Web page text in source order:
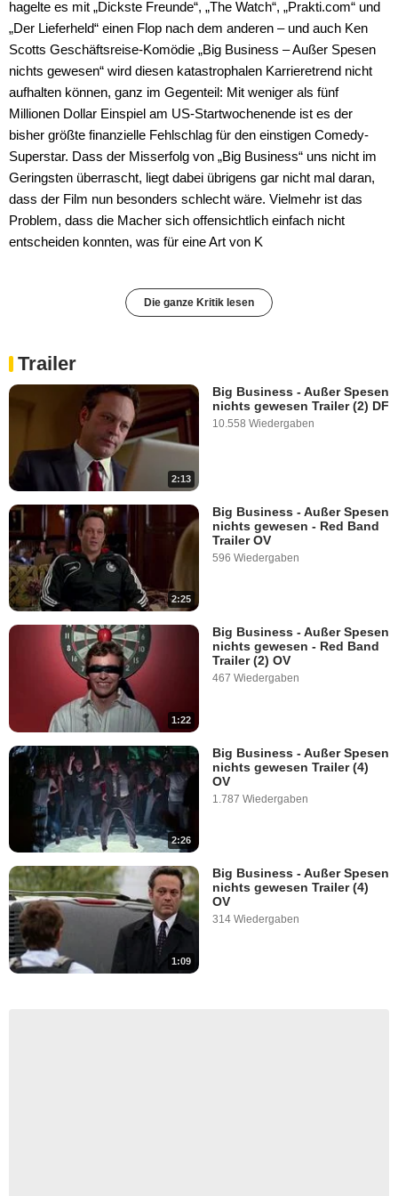
hagelte es mit „Dickste Freunde“, „The Watch“, „Prakti.com“ und
„Der Lieferheld“ einen Flop nach dem anderen – und auch Ken
Scotts Geschäftsreise-Komödie „Big Business – Außer Spesen
nichts gewesen“ wird diesen katastrophalen Karrieretrend nicht
aufhalten können, ganz im Gegenteil: Mit weniger als fünf
Millionen Dollar Einspiel am US-Startwochenende ist es der
bisher größte finanzielle Fehlschlag für den einstigen Comedy-
Superstar. Dass der Misserfolg von „Big Business“ uns nicht im
Geringsten überrascht, liegt dabei übrigens gar nicht mal daran,
dass der Film nun besonders schlecht wäre. Vielmehr ist das
Problem, dass die Macher sich offensichtlich einfach nicht
entscheiden konnten, was für eine Art von K
Die ganze Kritik lesen
Trailer
2:13
Big Business - Außer Spesen
nichts gewesen Trailer (2) DF
10.558 Wiedergaben
2:25
Big Business - Außer Spesen
nichts gewesen - Red Band
Trailer OV
596 Wiedergaben
1:22
Big Business - Außer Spesen
nichts gewesen - Red Band
Trailer (2) OV
467 Wiedergaben
2:26
Big Business - Außer Spesen
nichts gewesen Trailer (4)
OV
1.787 Wiedergaben
1:09
Big Business - Außer Spesen
nichts gewesen Trailer (4)
OV
314 Wiedergaben